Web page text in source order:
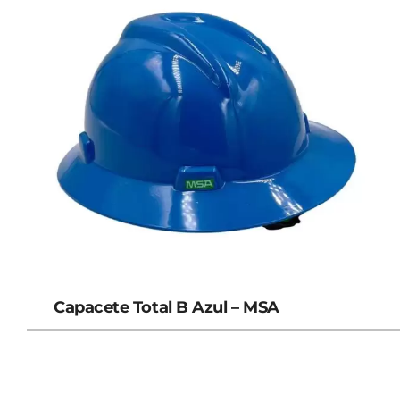
Capacete Total B Azul – MSA